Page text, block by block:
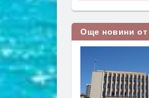
Още новини от